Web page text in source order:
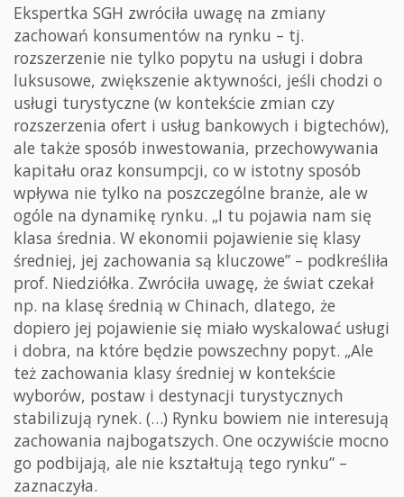
Ekspertka SGH zwróciła uwagę na zmiany
zachowań konsumentów na rynku – tj.
rozszerzenie nie tylko popytu na usługi i dobra
luksusowe, zwiększenie aktywności, jeśli chodzi o
usługi turystyczne (w kontekście zmian czy
rozszerzenia ofert i usług bankowych i bigtechów),
ale także sposób inwestowania, przechowywania
kapitału oraz konsumpcji, co w istotny sposób
wpływa nie tylko na poszczególne branże, ale w
ogóle na dynamikę rynku. „I tu pojawia nam się
klasa średnia. W ekonomii pojawienie się klasy
średniej, jej zachowania są kluczowe” – podkreśliła
prof. Niedziółka. Zwróciła uwagę, że świat czekał
np. na klasę średnią w Chinach, dlatego, że
dopiero jej pojawienie się miało wyskalować usługi
i dobra, na które będzie powszechny popyt. „Ale
też zachowania klasy średniej w kontekście
wyborów, postaw i destynacji turystycznych
stabilizują rynek. (…) Rynku bowiem nie interesują
zachowania najbogatszych. One oczywiście mocno
go podbijają, ale nie kształtują tego rynku” –
zaznaczyła.